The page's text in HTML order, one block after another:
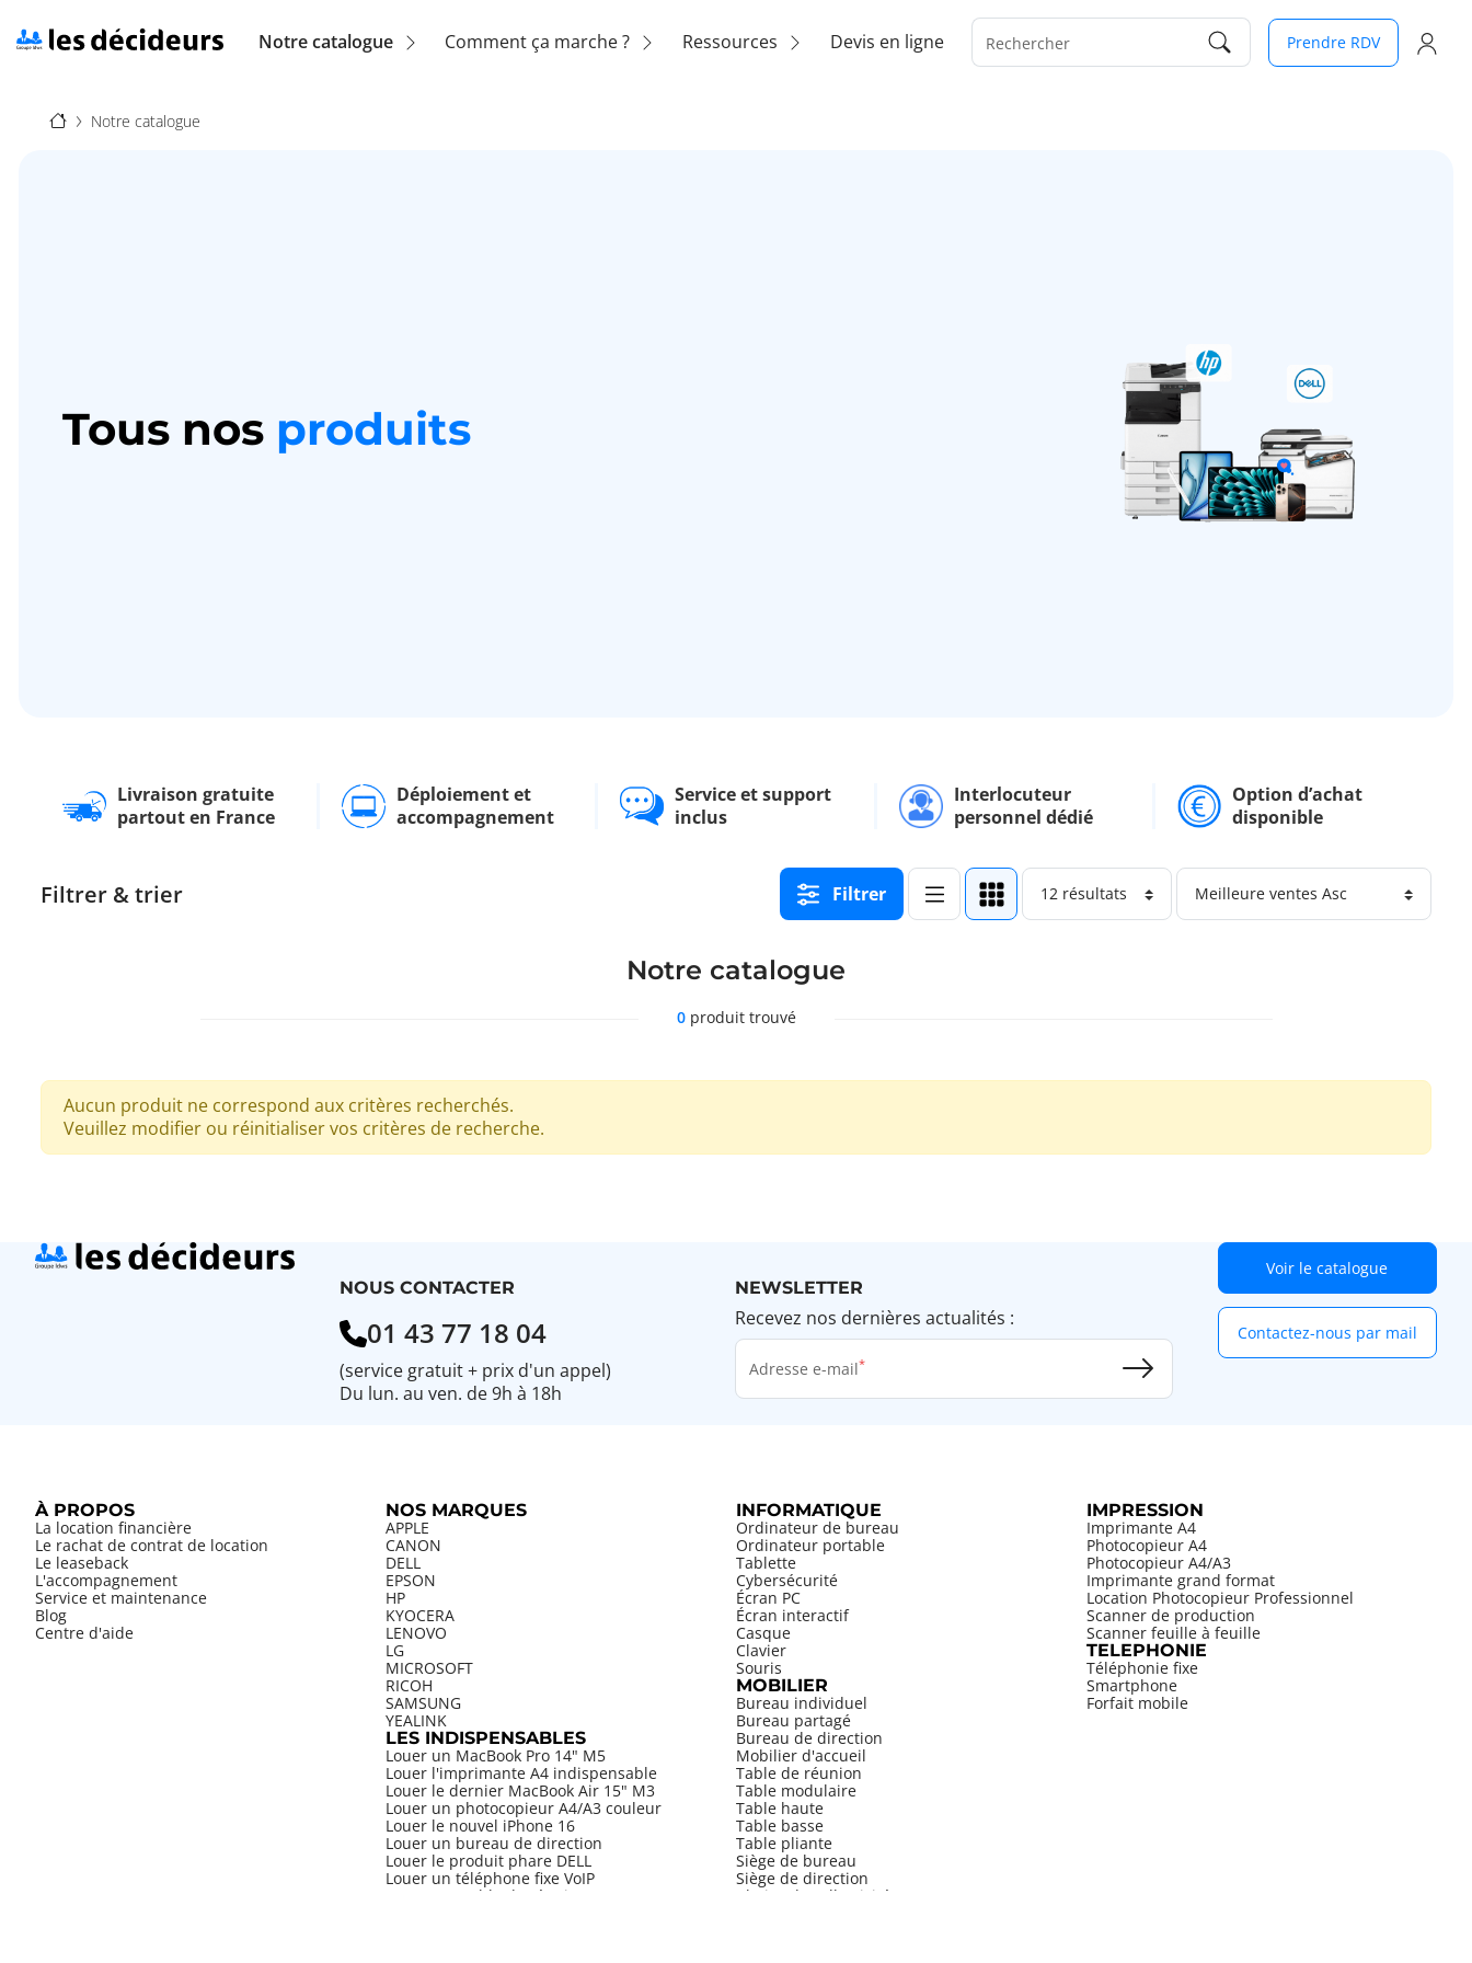
au
contenu
Navigation
Notre catalogue Comment ça marche ? Ressources Devis en ligne Rechercher Prendre RDV
Fil
Notre catalogue
Tous nos produits
Livraison gratuite
partout en France
Déploiement et
accompagnement
Service et support
inclus
Interlocuteur
personnel dédié
Option d’achat
disponible
Filtrer & trier Filtrer
Notre catalogue
0produit trouvé
Aucun produit ne correspond aux critères recherchés.
Veuillez modifier ou réinitialiser vos critères de recherche.
NOUS CONTACTER
01 43 77 18 04
(service gratuit + prix d'un appel)
Du lun. au ven. de 9h à 18h
NEWSLETTER
Recevez nos dernières actualités :
Adresse e-mail
Voir le catalogue
Contactez-nous par mail
À PROPOS
La location financière
Le rachat de contrat de location
Le leaseback
L'accompagnement
Service et maintenance
Blog
Centre d'aide
NOS MARQUES
APPLE
CANON
DELL
EPSON
HP
KYOCERA
LENOVO
LG
MICROSOFT
RICOH
SAMSUNG
YEALINK
LES INDISPENSABLES
Louer un MacBook Pro 14" M5
Louer l'imprimante A4 indispensable
Louer le dernier MacBook Air 15" M3
Louer un photocopieur A4/A3 couleur
Louer le nouvel iPhone 16
Louer un bureau de direction
Louer le produit phare DELL
Louer un téléphone fixe VoIP
Louer une table de réunion
INFORMATIQUE
Ordinateur de bureau
Ordinateur portable
Tablette
Cybersécurité
Écran PC
Écran interactif
Casque
Clavier
Souris
MOBILIER
Bureau individuel
Bureau partagé
Bureau de direction
Mobilier d'accueil
Table de réunion
Table modulaire
Table haute
Table basse
Table pliante
Siège de bureau
Siège de direction
Chaise de collectivité
IMPRESSION
Imprimante A4
Photocopieur A4
Photocopieur A4/A3
Imprimante grand format
Location Photocopieur Professionnel
Scanner de production
Scanner feuille à feuille
TELEPHONIE
Téléphonie fixe
Smartphone
Forfait mobile